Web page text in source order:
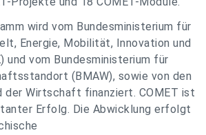
wird vom Bundesministerium für
Energie, Mobilität, Innovation und
und vom Bundesministerium für
(BMAW), sowie von den
der Wirtschaft finanziert. COMET ist
Erfolg. Die Abwicklung erfolgt